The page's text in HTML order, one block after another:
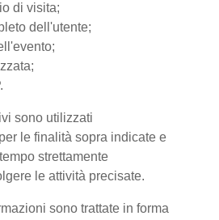
di visita;
dell'utente;
sono utilizzati
le finalità sopra indicate e
strettamente
le attività precisate.
sono trattate in forma